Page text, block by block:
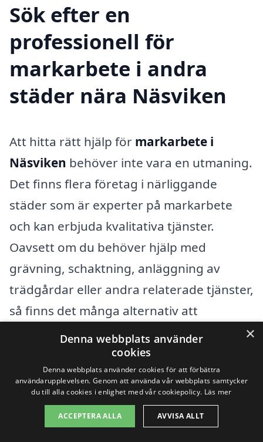
Sök efter en
professionell för
markarbete i andra
städer nära Näsviken
Att hitta rätt hjälp för markarbete i
Näsviken behöver inte vara en utmaning.
Det finns flera företag i närliggande
städer som är experter på markarbete
och kan erbjuda kvalitativa tjänster.
Oavsett om du behöver hjälp med
grävning, schaktning, anläggning av
trädgårdar eller andra relaterade tjänster,
så finns det många alternativ att
överväga.
Några av de städer där du kan hitta
professionella entreprenörer för
markarbete i Näsviken
inkluderar:
×
Denna webbplats använder
cookies
Denna webbplats använder cookies för att förbättra
användarupplevelsen. Genom att använda vår webbplats samtycker
du till alla cookies i enlighet med vår cookiepolicy. Läs mer
ACCEPTERA ALLA AVVISA ALLT